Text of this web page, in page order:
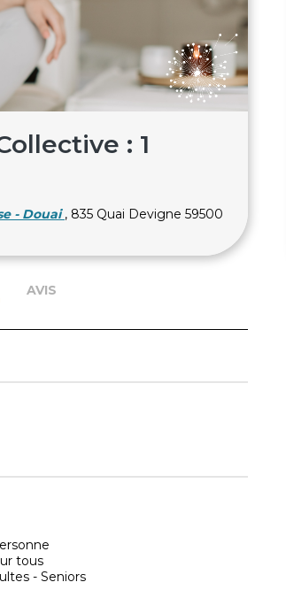
: 1
- Douai , 835 Quai Devigne 59500
AVIS
tous
- Seniors